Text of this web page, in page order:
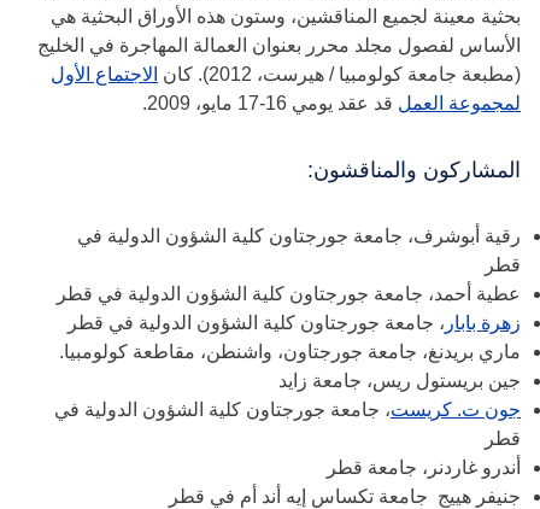
بحثية معينة لجميع المناقشين، وستون هذه الأوراق البحثية هي
الأساس لفصول مجلد محرر بعنوان العمالة المهاجرة في الخليج
(مطبعة جامعة كولومبيا / هيرست، 2012). كان
الاجتماع الأول
لمجموعة العمل قد عقد يومي 16-17 مايو، 2009.
المشاركون والمناقشون:
رقية أبوشرف، جامعة جورجتاون كلية الشؤون الدولية في
قطر
عطية أحمد، جامعة جورجتاون كلية الشؤون الدولية في قطر
زهرة بابار ، جامعة جورجتاون كلية الشؤون الدولية في قطر
ماري بريدنغ، جامعة جورجتاون، واشنطن، مقاطعة كولومبيا.
جين بريستول ريس، جامعة زايد
جون ت. كريست، جامعة جورجتاون كلية الشؤون الدولية في
قطر
أندرو غاردنر، جامعة قطر
جنيفر هييج جامعة تكساس إيه أند أم في قطر